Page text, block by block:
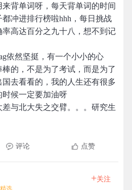
背单词呀，每天背单词的时间
冲进排行榜啦hhh，每日挑战
高达百分之九十八，想不到记
依然坚挺，有一个小小的心
的，不是为了考试，而是为了
去看看的，我的人生还有很多
候一定要加油呀
与北大失之交臂。。。研究生
评论 点赞
精选
+关注